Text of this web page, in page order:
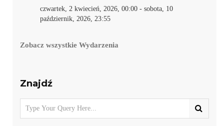
czwartek, 2 kwiecień, 2026, 00:00 - sobota, 10
październik, 2026, 23:55
Zobacz wszystkie Wydarzenia
Znajdź